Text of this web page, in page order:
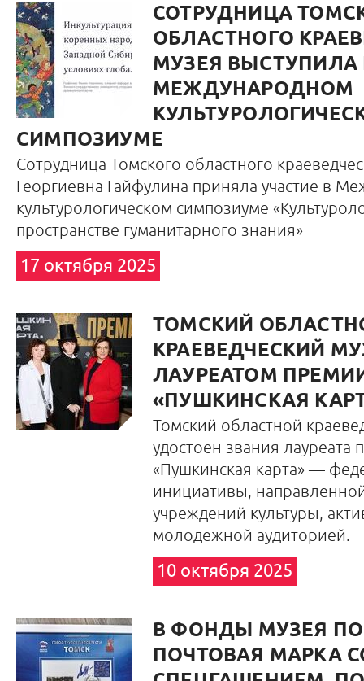
СОТРУДНИЦА
ОБЛАСТНОГО
МУЗЕЯ ВЫСТУПИЛА
МЕЖДУНАРОДНОМ
СИМПОЗИУМЕ
Сотрудница Томского областного
Георгиевна Гайфулина приняла участие в
культурологическом симпозиуме
пространстве гуманитарного знания»
17 октября 2025
ТОМСКИЙ
КРАЕВЕДЧЕСКИЙ
ЛАУРЕАТОМ
«ПУШКИНСКАЯ
Томский областной
удостоен звания лауреата
«Пушкинская карта» —
инициативы,
учреждений культуры,
молодежной аудиторией.
10 октября 2025
В ФОНДЫ МУЗЕЯ
ПОЧТОВАЯ МАРКА